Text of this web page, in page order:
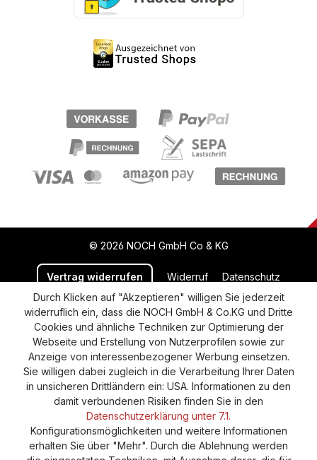
© 2026 NOCH GmbH Co & KG
Vertrag widerrufen Widerruf Datenschutz
Versand und Zahlung AGB
Impressum
Cookie-Einstellungen
Barrierefreiheitserklärung
Durch Klicken auf "Akzeptieren" willigen Sie jederzeit
widerruflich ein, dass die NOCH GmbH & Co.KG und Dritte
Cookies und ähnliche Techniken zur Optimierung der
Webseite und Erstellung von Nutzerprofilen sowie zur
Anzeige von interessenbezogener Werbung einsetzen.
Sie willigen dabei zugleich in die Verarbeitung Ihrer Daten
in unsicheren Drittländern ein: USA. Informationen zu den
damit verbundenen Risiken finden Sie in den
Datenschutzerklärung unter 7.1.
Konfigurationsmöglichkeiten und weitere Informationen
erhalten Sie über "Mehr". Durch die Ablehnung werden